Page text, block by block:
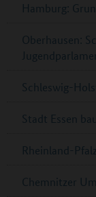
Hamburg:
Oberhausen:
Schleswig-
Stadt Essen
Rheinland-
Chemnitzer